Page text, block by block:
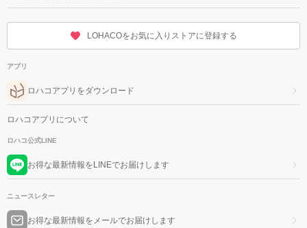
LOHACOをお気に入りストアに登録する
アプリ
ロハコアプリをダウンロード
ロハコアプリについて
ロハコ公式LINE
お得な最新情報をLINEでお届けします
ニュースレター
お得な最新情報をメールでお届けします